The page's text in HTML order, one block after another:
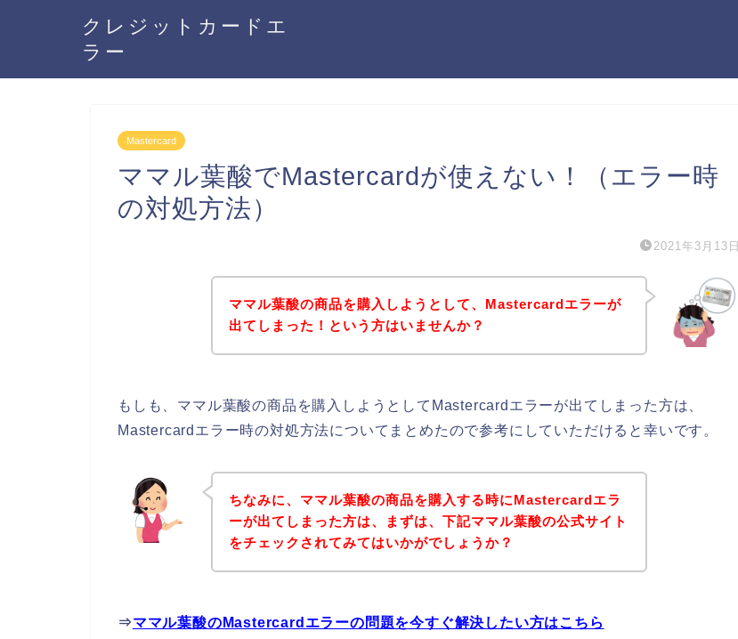
クレジットカードエ
ラー
Mastercard
ママル葉酸でMastercardが使えない！（エラー時
の対処方法）
2021年3月13日
ママル葉酸の商品を購入しようとして、Mastercardエラーが
出てしまった！という方はいませんか？
もしも、ママル葉酸の商品を購入しようとしてMastercardエラーが出てしまった方は、
Mastercardエラー時の対処方法についてまとめたので参考にしていただけると幸いです。
ちなみに、ママル葉酸の商品を購入する時にMastercardエラ
ーが出てしまった方は、まずは、下記ママル葉酸の公式サイト
をチェックされてみてはいかがでしょうか？
⇒ママル葉酸のMastercardエラーの問題を今すぐ解決したい方はこちら